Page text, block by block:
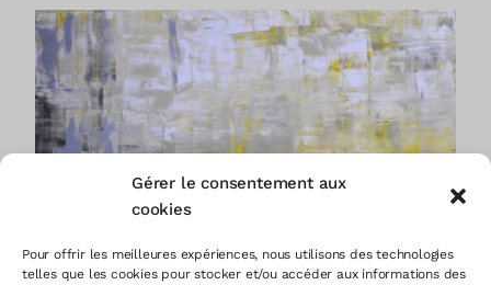
Gérer le consentement aux
cookies
Pour offrir les meilleures expériences, nous utilisons des technologies
telles que les cookies pour stocker et/ou accéder aux informations des